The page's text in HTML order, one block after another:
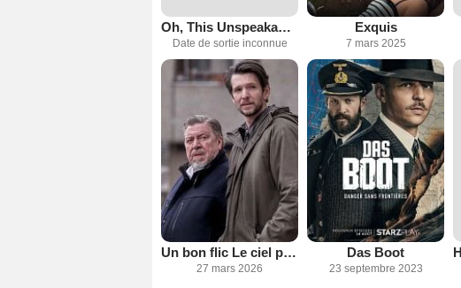
Oh, This Unspeakable Void
Date de sortie inconnue
Exquis
7 mars 2025
Un bon flic Le ciel peut attendre
27 mars 2026
Das Boot
23 septembre 2023